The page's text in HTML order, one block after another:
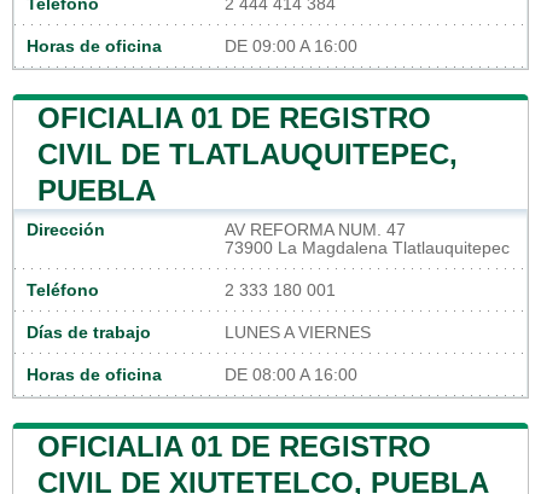
Teléfono 2 444 414 384
Horas de oficina DE 09:00 A 16:00
OFICIALIA 01 DE REGISTRO
CIVIL DE TLATLAUQUITEPEC,
PUEBLA
Dirección
AV REFORMA NUM. 47
73900 La Magdalena Tlatlauquitepec
Teléfono 2 333 180 001
Días de trabajo LUNES A VIERNES
Horas de oficina DE 08:00 A 16:00
OFICIALIA 01 DE REGISTRO
CIVIL DE XIUTETELCO, PUEBLA